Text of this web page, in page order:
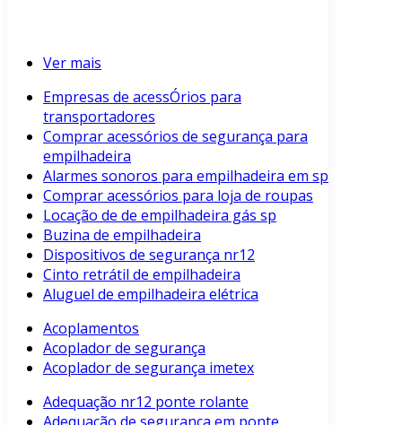
Ver mais
Empresas de acessÓrios para
transportadores
Comprar acessórios de segurança para
empilhadeira
Alarmes sonoros para empilhadeira em sp
Comprar acessórios para loja de roupas
Locação de de empilhadeira gás sp
Buzina de empilhadeira
Dispositivos de segurança nr12
Cinto retrátil de empilhadeira
Aluguel de empilhadeira elétrica
Acoplamentos
Acoplador de segurança
Acoplador de segurança imetex
Adequação nr12 ponte rolante